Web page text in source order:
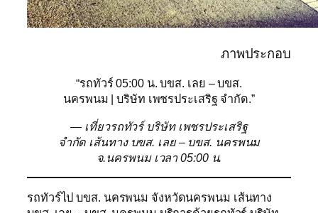
ภาพประกอบ
“รถทัวร์ 05:00 น. บขส. เลย – บขส.
นครพนม | บริษัท เพชรประเสริฐ จำกัด.”
— เที่ยวรถทัวร์ บริษัท เพชรประเสริฐ
จำกัด เส้นทาง บขส. เลย – บขส. นครพนม
จ.นครพนม เวลา 05:00 น.
รถทัวร์ไป บขส. นครพนม จังหวัดนครพนม เส้นทาง